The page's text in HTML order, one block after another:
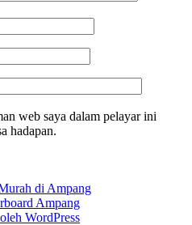
web saya dalam pelayar ini
hadapan.
di Ampang
Ampang
WordPress